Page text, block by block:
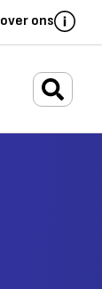
over ons